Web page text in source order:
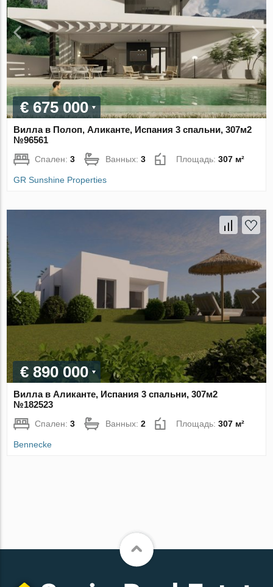
€ 675 000
Вилла в Полоп, Аликанте, Испания 3 спальни, 307м2
№96561
Спален:3 Ванных:3 Площадь:307 м²
GR Sunshine Properties
€ 890 000
Вилла в Аликанте, Испания 3 спальни, 307м2
№182523
Спален:3 Ванных:2 Площадь:307 м²
Bennecke